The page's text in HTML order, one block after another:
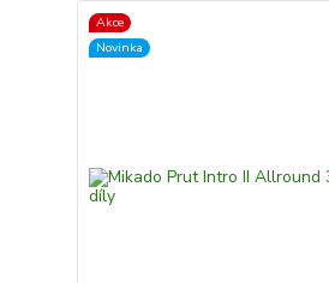
Akce
Novinka